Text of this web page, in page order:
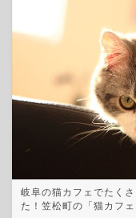
岐阜の猫カフェでたく
た！笠松町の「猫カフェ